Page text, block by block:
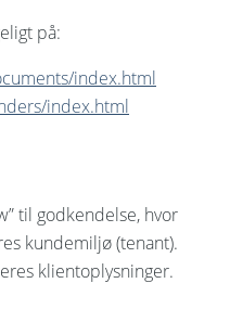
på:
index.html
index.html
til godkendelse, hvor
kundemiljø (tenant).
klientoplysninger.